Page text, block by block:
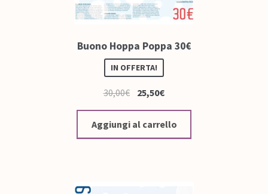
Buono Hoppa Poppa 30€
IN OFFERTA!
30,00€ 25,50€
Aggiungi al carrello